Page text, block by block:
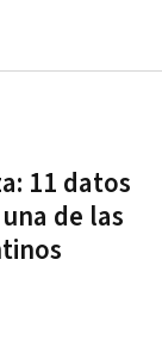
11 datos
de las